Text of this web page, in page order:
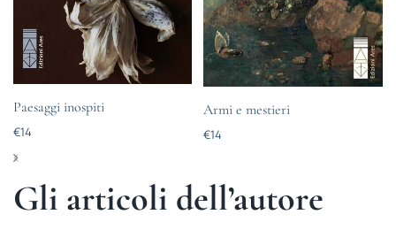
Paesaggi inospiti
€14
Armi e mestieri
€14
Gli articoli dell’autore